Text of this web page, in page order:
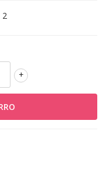
2
+